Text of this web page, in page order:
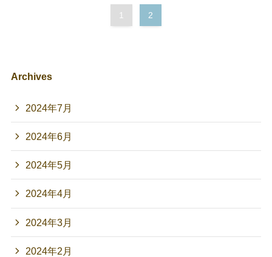
1 2
Archives
2024年7月
2024年6月
2024年5月
2024年4月
2024年3月
2024年2月